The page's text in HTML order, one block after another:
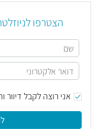
הצטרפו
אני רוצה לקבל